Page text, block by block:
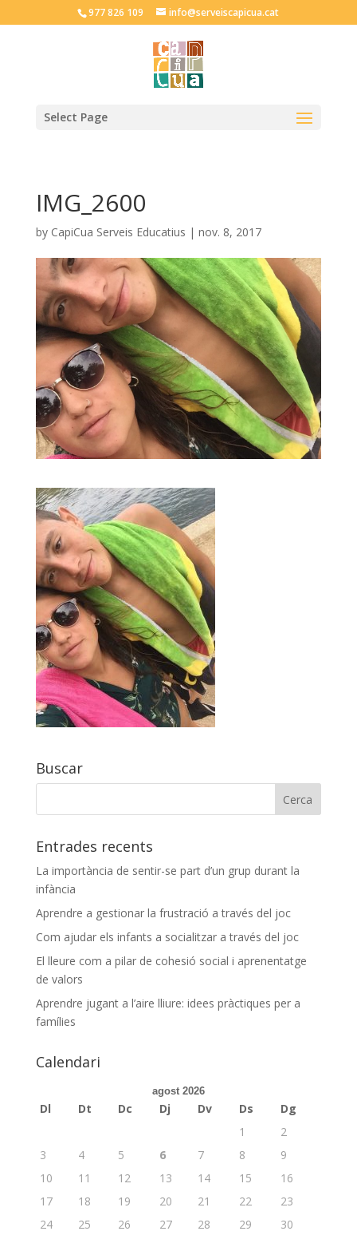
977 826 109 info@serveiscapicua.cat
Select Page
IMG_2600
by CapiCua Serveis Educatius | nov. 8, 2017
Buscar
Entrades recents
La importància de sentir-se part d’un grup durant la
infància
Aprendre a gestionar la frustració a través del joc
Com ajudar els infants a socialitzar a través del joc
El lleure com a pilar de cohesió social i aprenentatge
de valors
Aprendre jugant a l’aire lliure: idees pràctiques per a
famílies
Calendari
agost 2026
Dl Dt Dc Dj Dv Ds
Dg
1
2
3
4 5 6 7 8
9
10
11 12 13 14 15
16
17
18 19 20 21 22
23
24
25 26 27 28 29
30